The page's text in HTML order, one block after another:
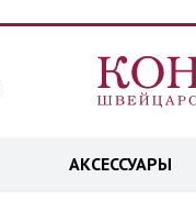
АКСЕССУАРЫ